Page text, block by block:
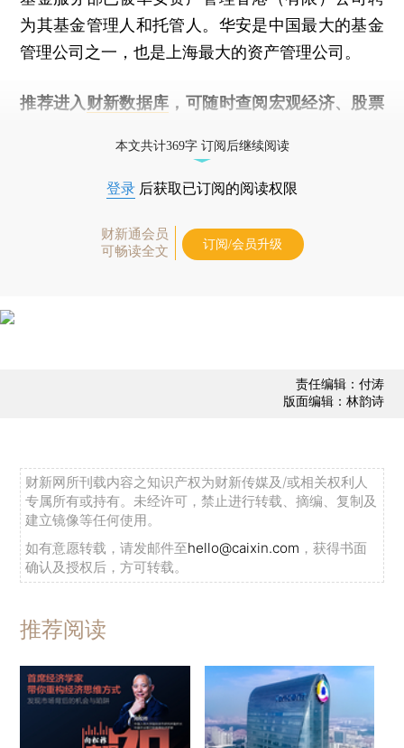
为其基金管理人和托管人。华安是中国最大的基金
管理公司之一，也是上海最大的资产管理公司。
推荐进入 财新数据库 ，可随时查阅宏观经济、股票
本文共计369字 订阅后继续阅读
登录 后获取已订阅的阅读权限
财新通会员
可畅读全文
订阅/会员升级
责任编辑：付涛
版面编辑：林韵诗
财新网所刊载内容之知识产权为财新传媒及/或相关权利人
专属所有或持有。未经许可，禁止进行转载、摘编、复制及
建立镜像等任何使用。
如有意愿转载，请发邮件至hello@caixin.com ，获得书面
确认及授权后，方可转载。
推荐阅读